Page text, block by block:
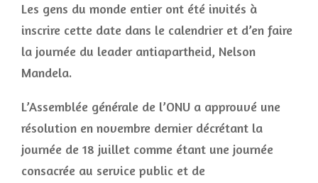
Les gens du monde entier ont été invités à
inscrire cette date dans le calendrier et d’en faire
la journée du leader antiapartheid, Nelson
Mandela.
L’Assemblée générale de l’ONU a approuvé une
résolution en novembre dernier décrétant la
journée de 18 juillet comme étant une journée
consacrée au service public et de